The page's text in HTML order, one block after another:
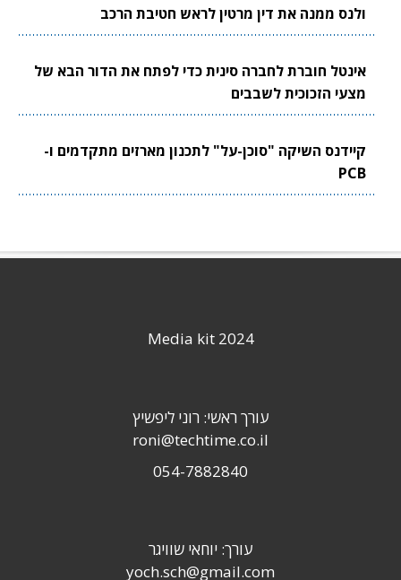
ולנס ממנה את דין מרטין לראש חטיבת הרכב
אינטל חוברת לחברה סינית כדי לפתח את הדור הבא של
מצעי הזכוכית לשבבים
קיידנס השיקה "סוכן-על" לתכנון מארזים מתקדמים ו-
PCB
Media kit 2024
עורך ראשי: רוני ליפשיץ
roni@techtime.co.il
054-7882840
עורך: יוחאי שוויגר
yoch.sch@gmail.com